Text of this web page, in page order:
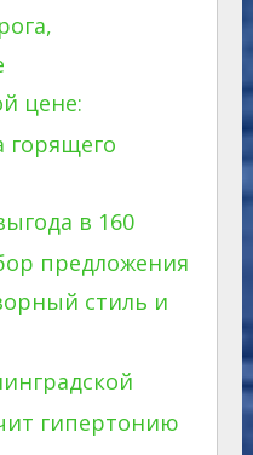
цене:
горящего
в 160
предложения
стиль и
гипертонию